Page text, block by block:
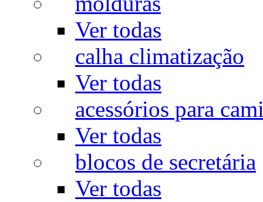
Ver todas
calha climatização
Ver todas
acessórios para
Ver todas
blocos de secretária
Ver todas